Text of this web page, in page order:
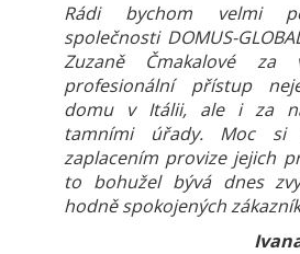
Rádi bychom velmi
společnosti DOMUS-
Zuzaně Čmakalové
profesionální přístup
domu v Itálii, ale i za
tamními úřady. Moc si
zaplacením provize jejich
to bohužel bývá dnes
hodně spokojených